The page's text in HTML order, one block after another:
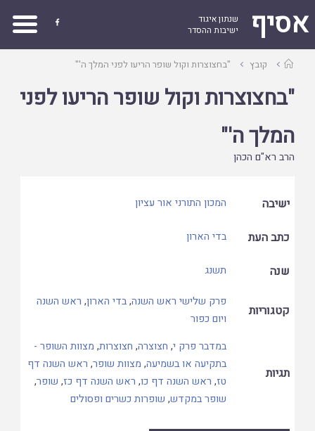
אסיף
שנתון איגוד
ישיבות ההסדר

עמודקובץ "בחצוצרות וקול שופר הריעו לפני המלך ה'"
"בחצוצרות וקול שופר הריעו לפני
המלך ה'"
הרב רא"ם הכהן
ישיבה המכון התורני אור עציון
כתב העת בדי הארון
שנה תשנג
קטגוריות
פרק שלישי ראש השנה,בדי הארון, ראש השנה
ויום כפור
תגיות
במדבר פרק י, חצוצרה, חצוצרות, מצוות השופר -
בתקיעה או בשמיעה, מצוות שופר, ראש השנה דף
טז, ראש השנה דף כו, ראש השנה דף כז, שופר,
שופר במקדש, שופרות כשרים ופסולים